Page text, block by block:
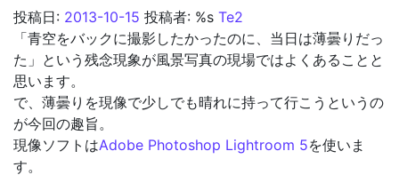
投稿日: 2013-10-15 投稿者: %s Te2
「青空をバックに撮影したかったのに、当日は薄曇りだっ
た」という残念現象が風景写真の現場ではよくあることと
思います。
で、薄曇りを現像で少しでも晴れに持って行こうというの
が今回の趣旨。
現像ソフトはAdobe Photoshop Lightroom 5を使いま
す。